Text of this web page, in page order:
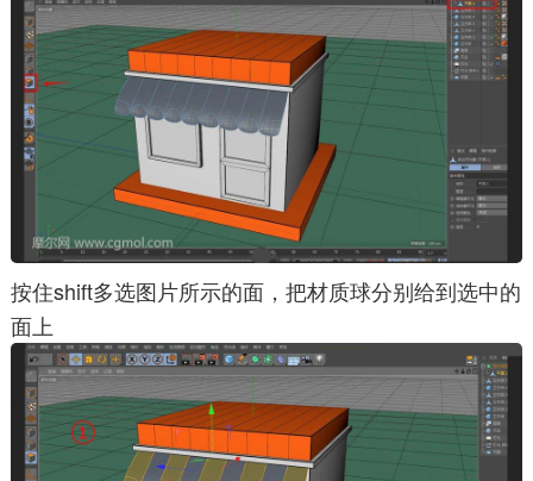
按住shift多选图片所示的面，把材质球分别给到选中的
面上